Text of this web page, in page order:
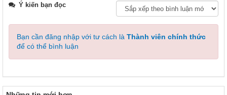
Ý kiến bạn đọc
Bạn cần đăng nhập với tư cách là Thành viên chính thức
để có thể bình luận